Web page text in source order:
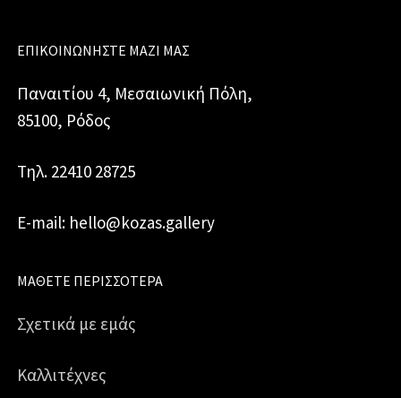
ΕΠΙΚΟΙΝΩΝΉΣΤΕ ΜΑΖΊ ΜΑΣ
Παναιτίου 4, Μεσαιωνική Πόλη,
85100, Ρόδος
Τηλ. 22410 28725
E-mail: hello@kozas.gallery
ΜΆΘΕΤΕ ΠΕΡΙΣΣΌΤΕΡΑ
Σχετικά με εμάς
Καλλιτέχνες